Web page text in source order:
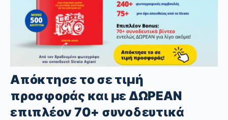
Απόκτησε το σε τιμή
προσφοράς και με ΔΩΡΕΑΝ
επιπλέον 70+ συνοδευτικά